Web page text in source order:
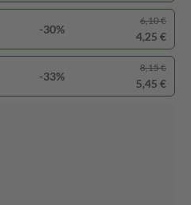
-30%
6,10 €
4,25 €
-33%
8,15 €
5,45 €